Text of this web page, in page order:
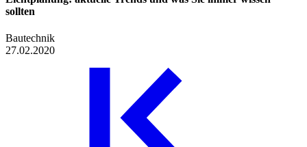
sollten
Bautechnik
27.02.2020